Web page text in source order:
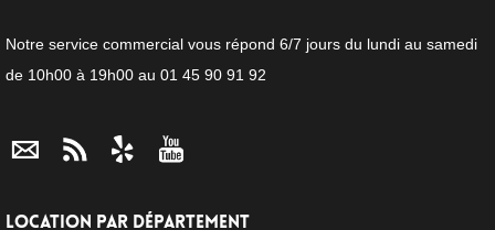
Notre service commercial vous répond 6/7 jours du lundi au samedi
de 10h00 à 19h00 au 01 45 90 91 92
LOCATION PAR DÉPARTEMENT